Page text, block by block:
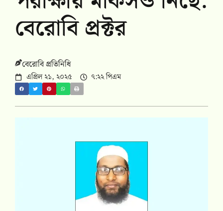
বেরোবি প্রক্টর
বেরোবি প্রতিনিধি
এপ্রিল ২১, ২০২৫ ৭:২২ পিএম